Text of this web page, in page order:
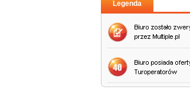
Legenda